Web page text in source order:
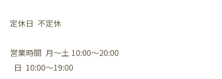
定休日 不定休
営業時間 月〜土 10:00〜20:00
日 10:00〜19:00